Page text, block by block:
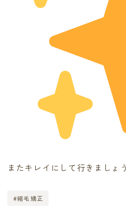
またキレイにして行きましょ
#縮毛矯正